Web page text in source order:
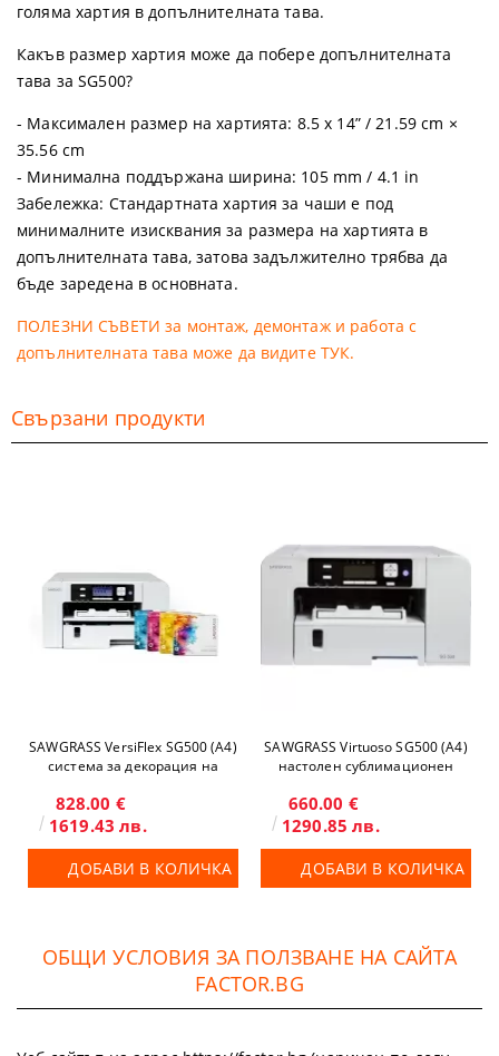
голяма хартия в допълнителната тава.
Какъв размер хартия може да побере допълнителната
тава за SG500?
- Максимален размер на хартията: 8.5 x 14” / 21.59 cm ×
35.56 cm
- Минимална поддържана ширина: 105 mm / 4.1 in
Забележка: Стандартната хартия за чаши е под
минималните изисквания за размера на хартията в
допълнителната тава, затова задължително трябва да
бъде заредена в основната.
ПОЛЕЗНИ СЪВЕТИ за монтаж, демонтаж и работа с
допълнителната тава може да видите ТУК.
Свързани продукти
SAWGRASS VersiFlex SG500 (A4)
система за декорация на
828.00 €
1619.43 лв.
ДОБАВИ В КОЛИЧКА
SAWGRASS Virtuoso SG500 (A4)
настолен сублимационен
660.00 €
1290.85 лв.
ДОБАВИ В КОЛИЧКА
ОБЩИ УСЛОВИЯ ЗА ПОЛЗВАНЕ НА САЙТА
FACTOR.BG